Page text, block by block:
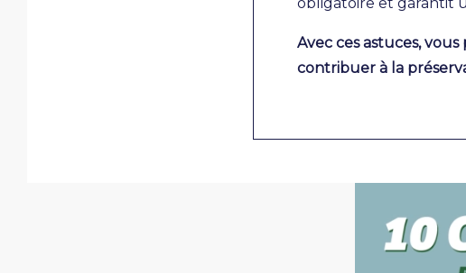
Avec ces astuces,
contribuer à la